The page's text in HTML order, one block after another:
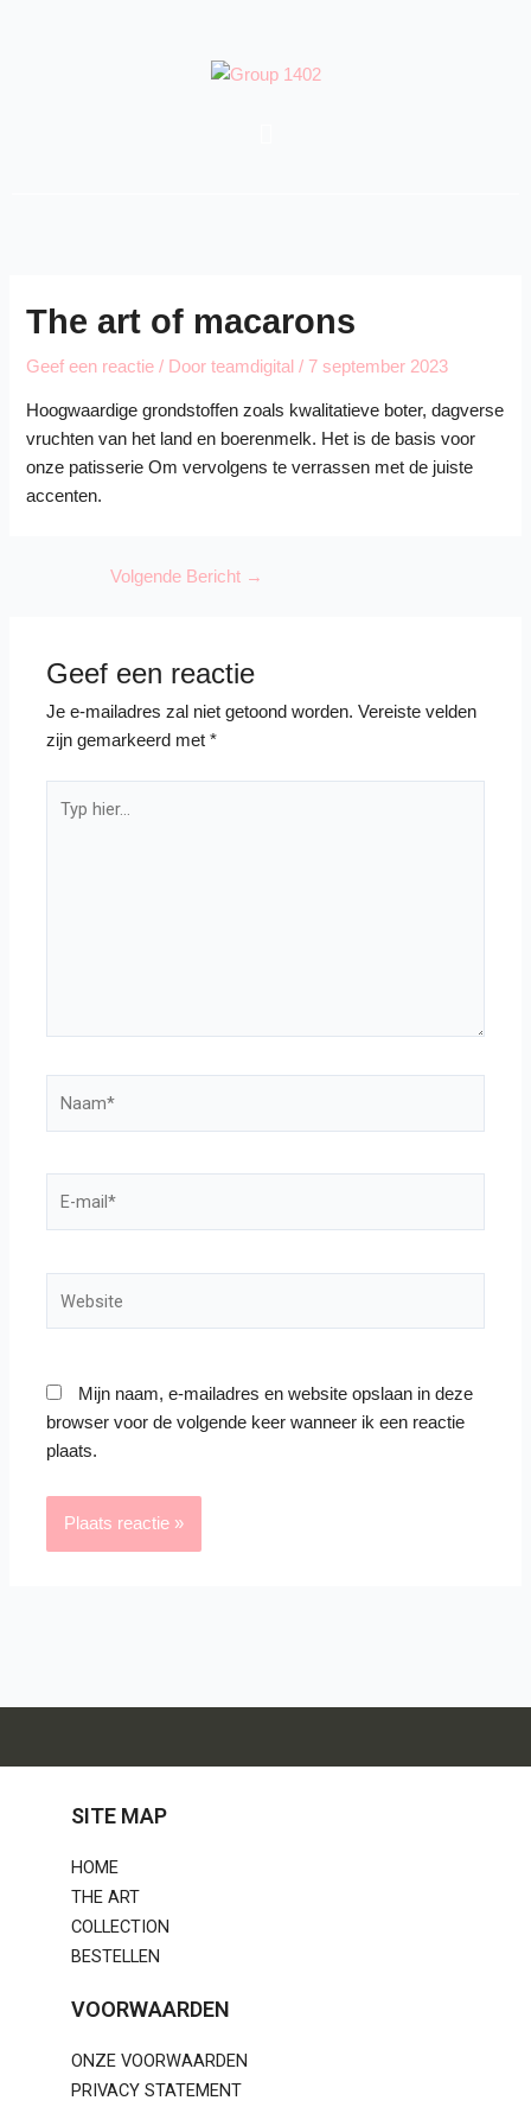
The art of macarons
Geef een reactie / Doorteamdigital/ 7 september 2023
Hoogwaardige grondstoffen zoals kwalitatieve boter, dagverse
vruchten van het land en boerenmelk. Het is de basis voor
onze patisserie Om vervolgens te verrassen met de juiste
accenten.
Volgende Bericht →
Geef een reactie
Je e-mailadres zal niet getoond worden. Vereiste velden
zijn gemarkeerd met*
hier...
Mijn naam, e-mailadres en website opslaan in deze
browser voor de volgende keer wanneer ik een reactie
plaats.
SITE MAP
HOME
THE ART
COLLECTION
BESTELLEN
VOORWAARDEN
ONZE VOORWAARDEN
PRIVACY STATEMENT